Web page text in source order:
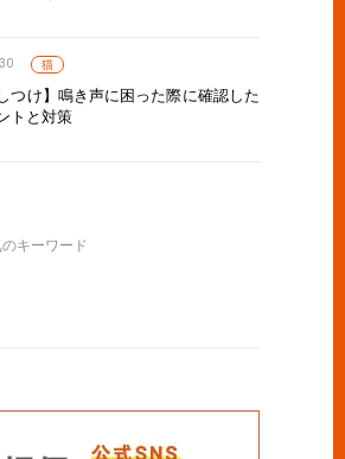
猫
つけ】鳴き声に困った際に確認した
トと対策
のキーワード